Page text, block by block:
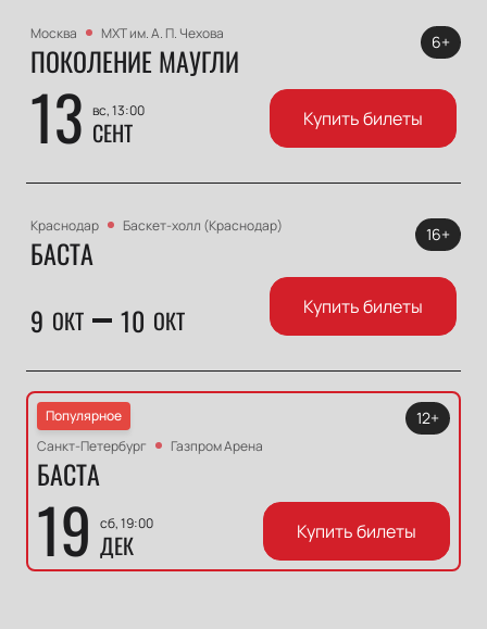
Москва МХТ им. А. П. Чехова
ПОКОЛЕНИЕ МАУГЛИ
13 вс, 13:00
СЕНТ
6+
Купить билеты
Краснодар Баскет-холл (Краснодар)
БАСТА
9 ОКТ 10 ОКТ
16+
Купить билеты
Популярное
Санкт-Петербург
Газпром Арена
БАСТА
19 сб, 19:00
ДЕК
12+
Купить билеты